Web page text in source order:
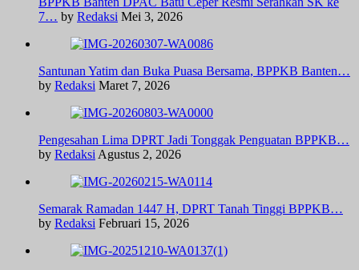
7… by Redaksi Mei 3, 2026
Santunan Yatim dan Buka Puasa Bersama, BPPKB Banten…
by Redaksi Maret 7, 2026
Pengesahan Lima DPRT Jadi Tonggak Penguatan BPPKB…
by Redaksi Agustus 2, 2026
Semarak Ramadan 1447 H, DPRT Tanah Tinggi BPPKB…
by Redaksi Februari 15, 2026